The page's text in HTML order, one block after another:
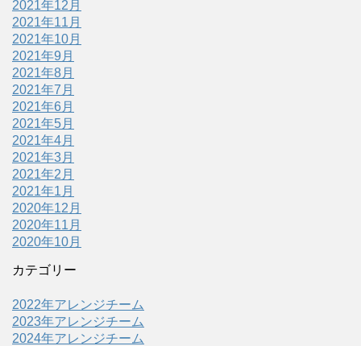
2021年12月
2021年11月
2021年10月
2021年9月
2021年8月
2021年7月
2021年6月
2021年5月
2021年4月
2021年3月
2021年2月
2021年1月
2020年12月
2020年11月
2020年10月
カテゴリー
2022年アレンジチーム
2023年アレンジチーム
2024年アレンジチーム